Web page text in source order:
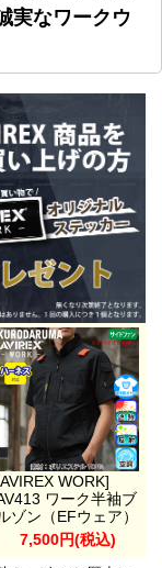
実なワークウ
WORK]
ワーク半袖ブ
ゾン（EFウェア）
7,500円(税込)